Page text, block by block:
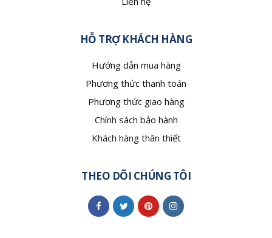
HỖ TRỢ KHÁCH HÀNG
Hướng dẫn mua hàng
Phương thức thanh toán
Phương thức giao hàng
Chính sách bảo hành
Khách hàng thân thiết
THEO DÕI CHÚNG TÔI